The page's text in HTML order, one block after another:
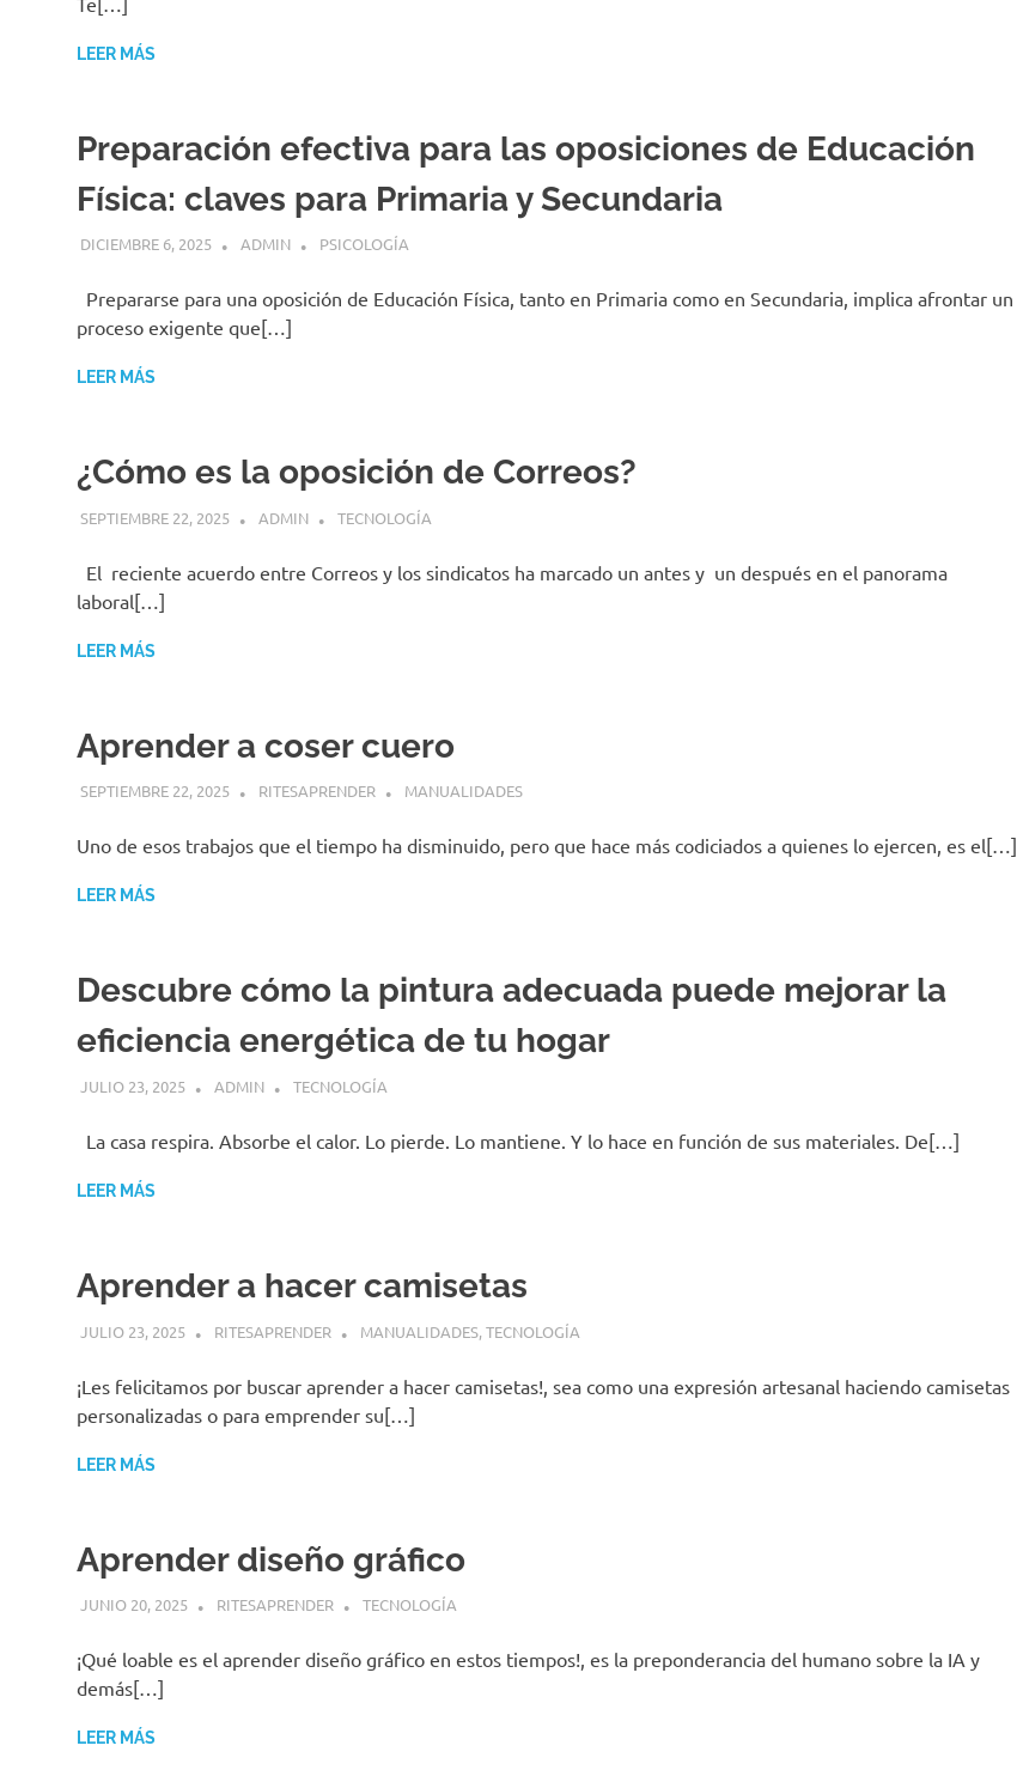
LEER MÁS
Preparación efectiva para las oposiciones de Educación
Física: claves para Primaria y Secundaria
DICIEMBRE 6, 2025 ADMIN PSICOLOGÍA
Prepararse para una oposición de Educación Física, tanto en Primaria como en Secundaria, implica afrontar un
proceso exigente que[…]
LEER MÁS
¿Cómo es la oposición de Correos?
SEPTIEMBRE 22, 2025 ADMIN TECNOLOGÍA
El reciente acuerdo entre Correos y los sindicatos ha marcado un antes y un después en el panorama
laboral[…]
LEER MÁS
Aprender a coser cuero
SEPTIEMBRE 22, 2025 RITESAPRENDER MANUALIDADES
Uno de esos trabajos que el tiempo ha disminuido, pero que hace más codiciados a quienes lo ejercen, es el[…]
LEER MÁS
Descubre cómo la pintura adecuada puede mejorar la
eficiencia energética de tu hogar
JULIO 23, 2025 ADMIN TECNOLOGÍA
La casa respira. Absorbe el calor. Lo pierde. Lo mantiene. Y lo hace en función de sus materiales. De[…]
LEER MÁS
Aprender a hacer camisetas
JULIO 23, 2025 RITESAPRENDER MANUALIDADES,TECNOLOGÍA
¡Les felicitamos por buscar aprender a hacer camisetas!, sea como una expresión artesanal haciendo camisetas
personalizadas o para emprender su[…]
LEER MÁS
Aprender diseño gráfico
JUNIO 20, 2025 RITESAPRENDER TECNOLOGÍA
¡Qué loable es el aprender diseño gráfico en estos tiempos!, es la preponderancia del humano sobre la IA y
demás[…]
LEER MÁS